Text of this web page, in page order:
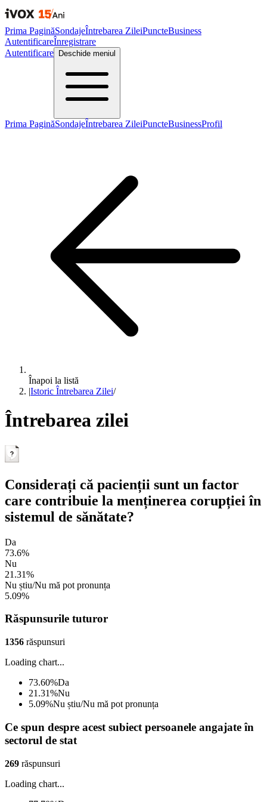
Prima PaginăSondajeÎntrebarea ZileiPuncteBusiness
AutentificareÎnregistrare
Autentificare
Deschide meniul
Prima PaginăSondajeÎntrebarea ZileiPuncteBusinessProfil
Înapoi la listă
|Istoric Întrebarea Zilei/
Întrebarea zilei
Considerați că pacienții sunt un factor
care contribuie la menținerea corupției în
sistemul de sănătate?
Da
73.6%
Nu
21.31%
Nu știu/Nu mă pot pronunța
5.09%
Răspunsurile tuturor
1356 răspunsuri
Loading chart...
73.60%Da
21.31%Nu
5.09%Nu știu/Nu mă pot pronunța
Ce spun despre acest subiect persoanele angajate în
sectorul de stat
269 răspunsuri
Loading chart...